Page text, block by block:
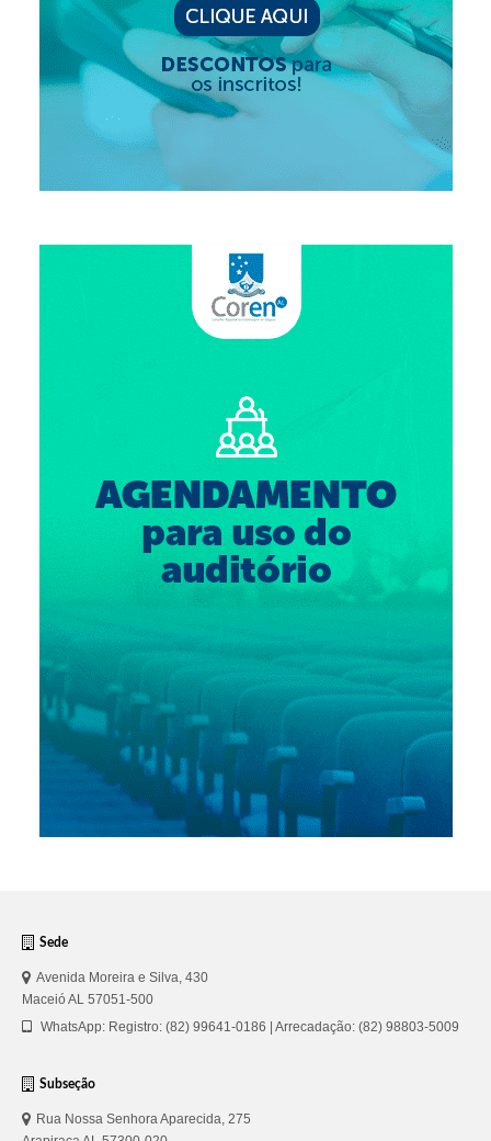
Sede
Avenida Moreira e Silva, 430
Maceió AL 57051-500
WhatsApp: Registro: (82) 99641-0186 | Arrecadação: (82) 98803-5009
Subseção
Rua Nossa Senhora Aparecida, 275